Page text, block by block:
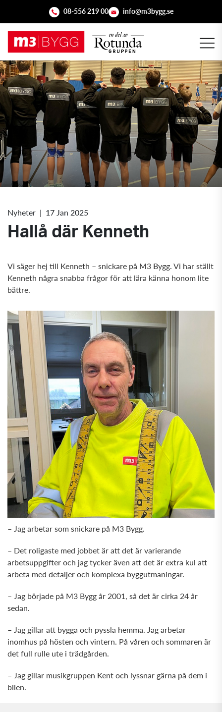
08-556 219 00 info@m3bygg.se
Nyheter | 17 Jan 2025
Hallå där Kenneth
Vi säger hej till Kenneth – snickare på M3 Bygg. Vi har ställt
Kenneth några snabba frågor för att lära känna honom lite
bättre.
– Jag arbetar som snickare på M3 Bygg.
– Det roligaste med jobbet är att det är varierande
arbetsuppgifter och jag tycker även att det är extra kul att
arbeta med detaljer och komplexa byggutmaningar.
– Jag började på M3 Bygg år 2001, så det är cirka 24 år
sedan.
– Jag gillar att bygga och pyssla hemma. Jag arbetar
inomhus på hösten och vintern. På våren och sommaren är
det full rulle ute i trädgården.
– Jag gillar musikgruppen Kent och lyssnar gärna på dem i
bilen.